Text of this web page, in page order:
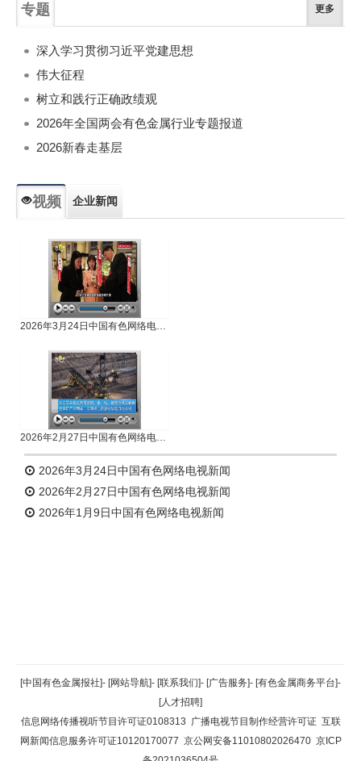
专题 更多
深入学习贯彻习近平党建思想
伟大征程
树立和践行正确政绩观
2026年全国两会有色金属行业专题报道
2026新春走基层
视频 企业新闻
2026年3月24日中国有色网络电视新闻
2026年2月27日中国有色网络电视新闻
2026年3月24日中国有色网络电视新闻
2026年2月27日中国有色网络电视新闻
2026年1月9日中国有色网络电视新闻
返回顶部
返回首页
[中国有色金属报社]- [网站导航]- [联系我们]- [广告服务]- [有色金属商务平台]-
[人才招聘]
信息网络传播视听节目许可证0108313 广播电视节目制作经营许可证 互联
网新闻信息服务许可证10120170077 京公网安备11010802026470 京ICP